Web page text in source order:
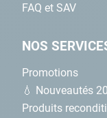
FAQ et SAV
NOS
Promotions
💧 Nouveautés
Produits